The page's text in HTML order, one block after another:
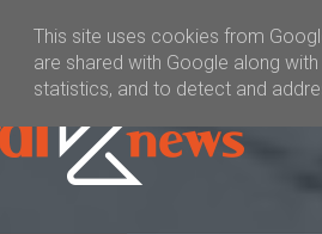
Kral News
This site uses cookies from
are shared with Google along
statistics, and to detect and